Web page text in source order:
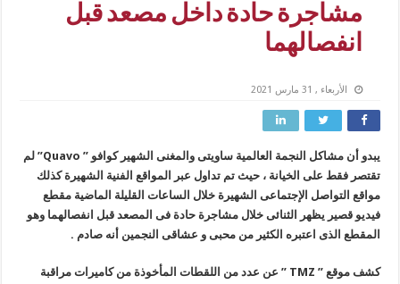
مشاجرة حادة داخل مصعد قبل
انفصالهما
الأربعاء , 31 مارس 2021
يبدو أن مشاكل النجمة العالمية ساويتى والمغنى الشهير كوافو ” Quavo” لم
تقتصر فقط على الخيانة ، حيث تم تداول عبر المواقع الفنية الشهيرة كذلك
مواقع التواصل الإجتماعى الشهيرة خلال الساعات القليلة الماضية مقطع
فيديو قصير يظهر الثنائى خلال مشاجرة حادة فى المصعد قبل انفصالهما وهو
المقطع الذى اعتبره الكثير من محبى و عشاقى النجمين أنه صادم .
كشف موقع ” TMZ ” عن عدد من اللقطات المأخوذة من كاميرات مراقبة